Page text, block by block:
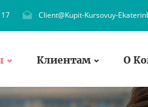
Client@Kupit-Kursovuy-
Клиентам О